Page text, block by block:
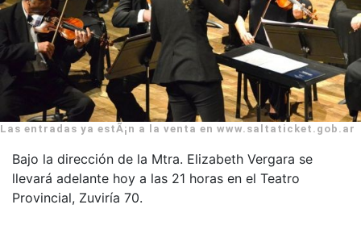
Las entradas ya estÃ¡n a la venta en www.saltaticket.gob.ar
Bajo la dirección de la Mtra. Elizabeth Vergara se
llevará adelante hoy a las 21 horas en el Teatro
Provincial, Zuviría 70.